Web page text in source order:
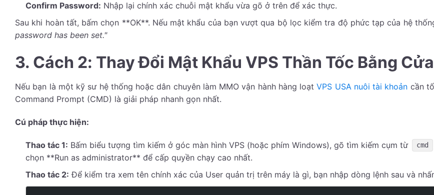
Confirm Password: Nhập lại chính xác chuỗi mật khẩu vừa gõ ở trên để xác thực.
Sau khi hoàn tất, bấm chọn **OK**. Nếu mật khẩu của bạn vượt qua bộ lọc kiểm tra độ phức tạp của hệ
password has been set."
3. Cách 2: Thay Đổi Mật Khẩu VPS Thần Tốc Bằng
Nếu bạn là một kỹ sư hệ thống hoặc dân chuyên làm MMO vận hành hàng loạtVPS USA nuôi tài khoản cần
Command Prompt (CMD) là giải pháp nhanh gọn nhất.
Cú pháp thực hiện:
Thao tác 1: Bấm biểu tượng tìm kiếm ở góc màn hình VPS (hoặc phím Windows), gõ tìm kiếm cụm từ cmd
chọn **Run as administrator** để cấp quyền chạy cao nhất.
Thao tác 2: Để kiểm tra xem tên chính xác của User quản trị trên máy là gì, bạn nhập dòng lệnh sau và